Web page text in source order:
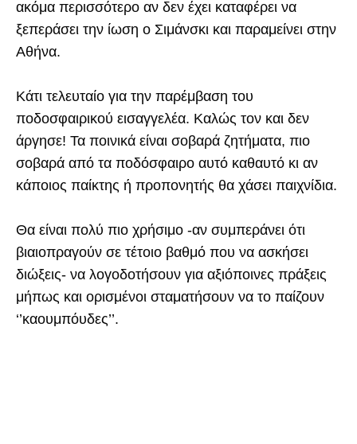
ακόμα περισσότερο αν δεν έχει καταφέρει να
ξεπεράσει την ίωση ο Σιμάνσκι και παραμείνει στην
Αθήνα.
Κάτι τελευταίο για την παρέμβαση του
ποδοσφαιρικού εισαγγελέα. Καλώς τον και δεν
άργησε! Τα ποινικά είναι σοβαρά ζητήματα, πιο
σοβαρά από τα ποδόσφαιρο αυτό καθαυτό κι αν
κάποιος παίκτης ή προπονητής θα χάσει παιχνίδια.
Θα είναι πολύ πιο χρήσιμο -αν συμπεράνει ότι
βιαιοπραγούν σε τέτοιο βαθμό που να ασκήσει
διώξεις- να λογοδοτήσουν για αξιόποινες πράξεις
μήπως και ορισμένοι σταματήσουν να το παίζουν
‘’καουμπόυδες’’.